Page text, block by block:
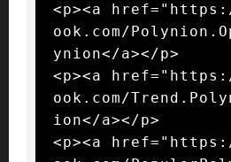
<p><a
ook.com/
ynion</a></p>
<p><a
ook.com/
ion</a></p>
<p><a